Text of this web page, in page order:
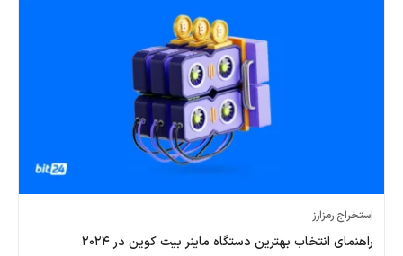
استخراج رمزارز
راهنمای انتخاب بهترین دستگاه ماینر بیت کوین در ۲۰۲۴